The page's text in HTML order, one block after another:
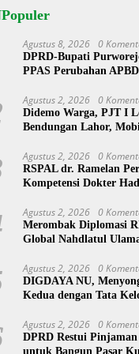
Agustus 8, 2026 0
DPRD-Bupati
PPAS Perubahan
Agustus 2, 2026 0
Didemo Warga, PJT I
Bendungan Lahor,
Agustus 2, 2026 0
RSPAL dr. Ramelan
Kompetensi Dokter
Agustus 2, 2026 0
Merombak Diplomasi
Global Nahdlatul
Agustus 2, 2026 0
DIGDAYA NU,
Kedua dengan Tata
Agustus 2, 2026 0
DPRD Restui
untuk Bangun Pasar